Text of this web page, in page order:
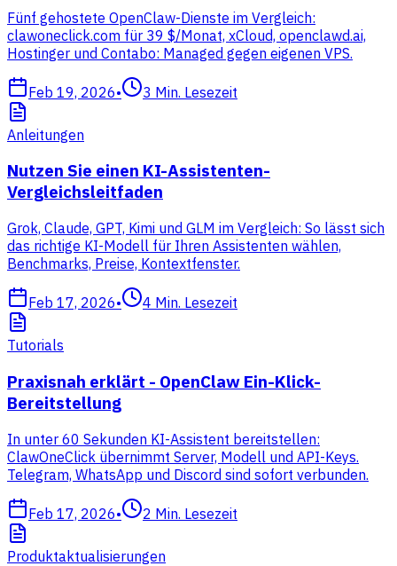
Fünf gehostete OpenClaw-Dienste im Vergleich:
clawoneclick.com für 39 $/Monat, xCloud, openclawd.ai,
Hostinger und Contabo: Managed gegen eigenen VPS.
Feb 19, 2026• 3 Min. Lesezeit
Anleitungen
Nutzen Sie einen KI-Assistenten-
Vergleichsleitfaden
Grok, Claude, GPT, Kimi und GLM im Vergleich: So lässt sich
das richtige KI-Modell für Ihren Assistenten wählen,
Benchmarks, Preise, Kontextfenster.
Feb 17, 2026• 4 Min. Lesezeit
Tutorials
Praxisnah erklärt - OpenClaw Ein-Klick-
Bereitstellung
In unter 60 Sekunden KI-Assistent bereitstellen:
ClawOneClick übernimmt Server, Modell und API-Keys.
Telegram, WhatsApp und Discord sind sofort verbunden.
Feb 17, 2026• 2 Min. Lesezeit
Produktaktualisierungen